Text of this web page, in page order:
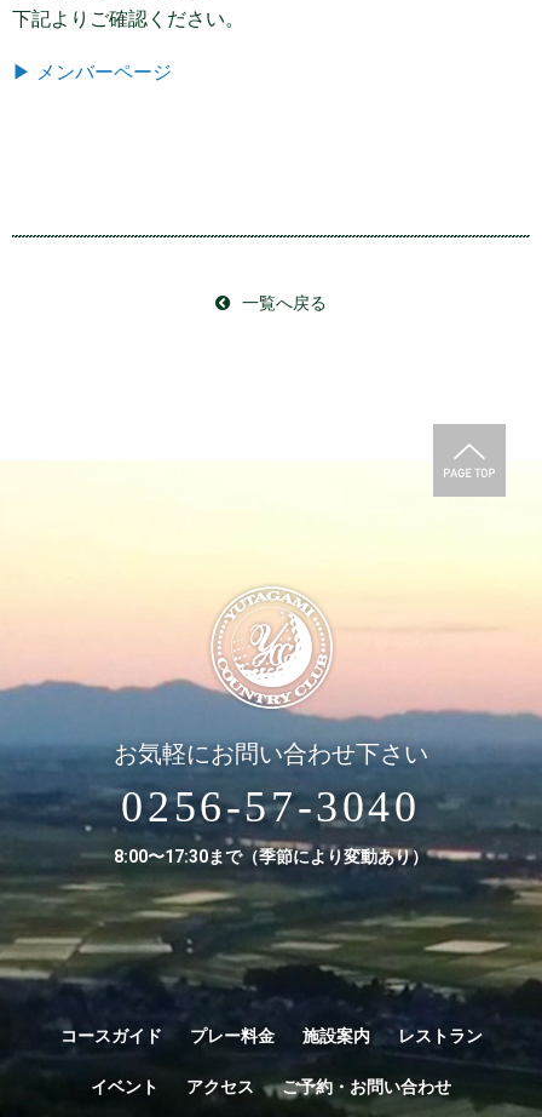
下記よりご確認ください。
▶ メンバーページ
一覧へ戻る
お気軽にお問い合わせ下さい
0256-57-3040
8:00〜17:30まで（季節により変動あり）
コースガイド プレー料金 施設案内 レストラン
イベント アクセス ご予約・お問い合わせ